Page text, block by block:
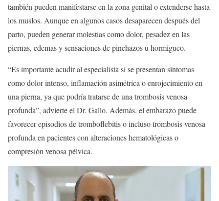
también pueden manifestarse en la zona genital o extenderse hasta
los muslos. Aunque en algunos casos desaparecen después del
parto, pueden generar molestias como dolor, pesadez en las
piernas, edemas y sensaciones de pinchazos u hormigueo.
“Es importante acudir al especialista si se presentan síntomas
como dolor intenso, inflamación asimétrica o enrojecimiento en
una pierna, ya que podría tratarse de una trombosis venosa
profunda”, advierte el Dr. Gallo. Además, el embarazo puede
favorecer episodios de tromboflebitis o incluso trombosis venosa
profunda en pacientes con alteraciones hematológicas o
compresión venosa pélvica.